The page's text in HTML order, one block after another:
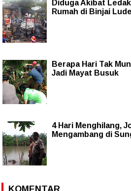
Diduga Akibat
Rumah di Binjai
Berapa Hari Tak
Jadi Mayat Busuk
4 Hari Menghilang,
Mengambang di